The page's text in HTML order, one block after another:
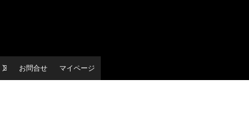
お問合せ マイページ